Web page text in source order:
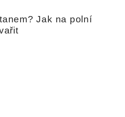
Jak na polní